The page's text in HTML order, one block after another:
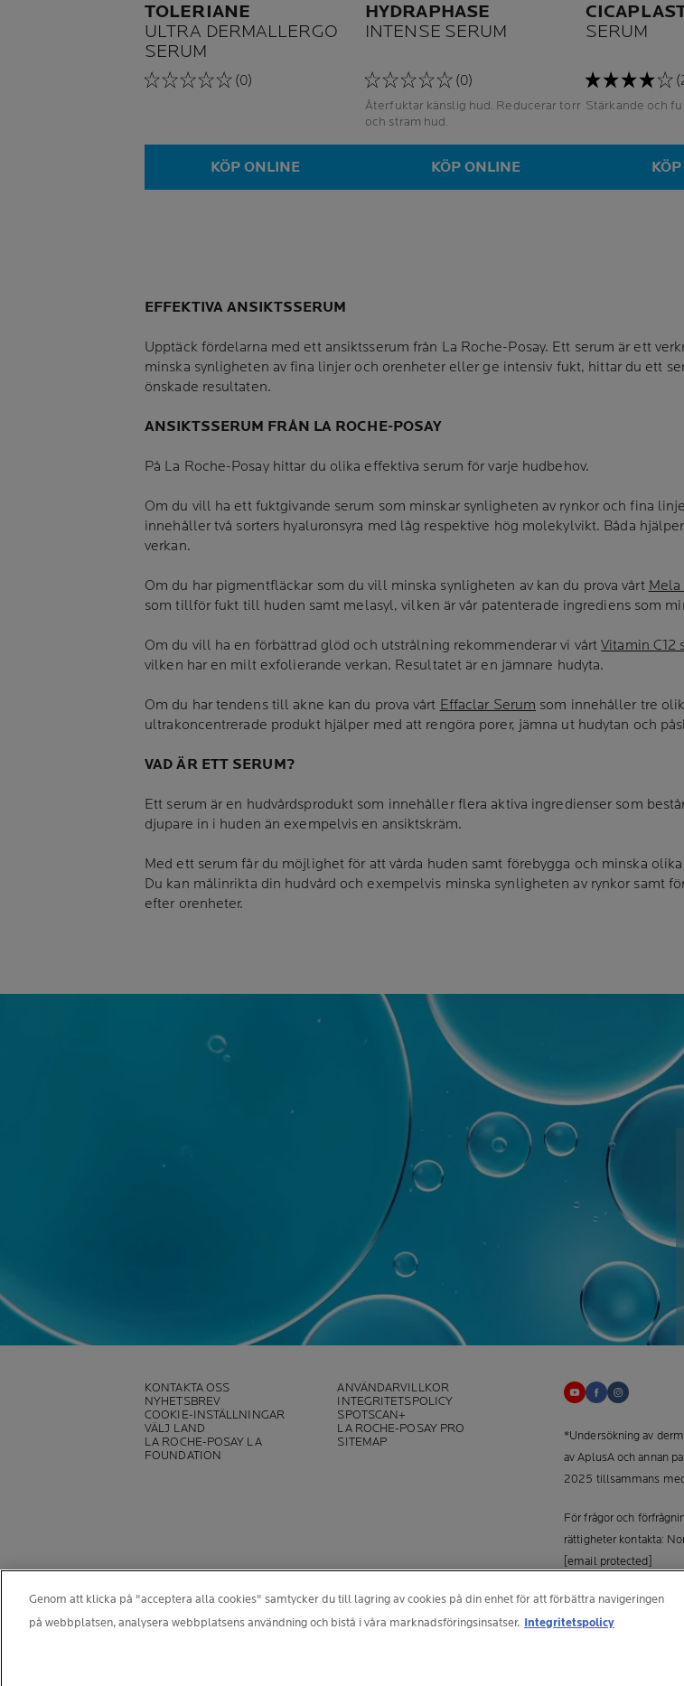
TOLERIANE
ULTRA DERMALLERGO
SERUM
(0)
KÖP ONLINE
HYDRAPHASE
INTENSE SERUM
(0)
Återfuktar känslig hud. Reducerar torr
och stram hud.
KÖP ONLINE
SERUM
Stärkande och
EFFEKTIVA ANSIKTSSERUM
Upptäck fördelarna med ett ansiktsserum från La Roche-Posay. Ett serum är ett
minska synligheten av fina linjer och orenheter eller ge intensiv fukt, hittar du ett
önskade resultaten.
ANSIKTSSERUM FRÅN LA ROCHE-POSAY
På La Roche-Posay hittar du olika effektiva serum för varje hudbehov.
Om du vill ha ett fuktgivande serum som minskar synligheten av rynkor och fina
innehåller två sorters hyaluronsyra med låg respektive hög molekylvikt. Båda
verkan.
Om du har pigmentfläckar som du vill minska synligheten av kan du prova vårt Mela
som tillför fukt till huden samt melasyl, vilken är vår patenterade ingrediens som
Om du vill ha en förbättrad glöd och utstrålning rekommenderar vi vårtVitamin C12
vilken har en milt exfolierande verkan. Resultatet är en jämnare hudyta.
Om du har tendens till akne kan du prova vårt Effaclar Serum som innehåller tre
ultrakoncentrerade produkt hjälper med att rengöra porer, jämna ut hudytan och
VAD ÄR ETT SERUM?
Ett serum är en hudvårdsprodukt som innehåller flera aktiva ingredienser som
djupare in i huden än exempelvis en ansiktskräm.
Med ett serum får du möjlighet för att vårda huden samt förebygga och minska
Du kan målinrikta din hudvård och exempelvis minska synligheten av rynkor samt
efter orenheter.
KONTAKTA OSS
ANVÄNDARVILLKOR
NYHETSBREV
INTEGRITETSPOLICY
COOKIE-INSTÄLLNINGAR
SPOTSCAN+
VÄLJ LAND
LA ROCHE-POSAY PRO
LA ROCHE-POSAY LA
FOUNDATION
SITEMAP
*Undersökning av
av AplusA och annan
2025 tillsammans
För frågor och
rättigheter kontakta:
[email protected]
COSMETIQUE ACTIVE
Genom att klicka på "acceptera alla cookies" samtycker du till lagring av cookies på din enhet för att förbättra navigeringen
på webbplatsen, analysera webbplatsens användning och bistå i våra marknadsföringsinsatser. Integritetspolicy